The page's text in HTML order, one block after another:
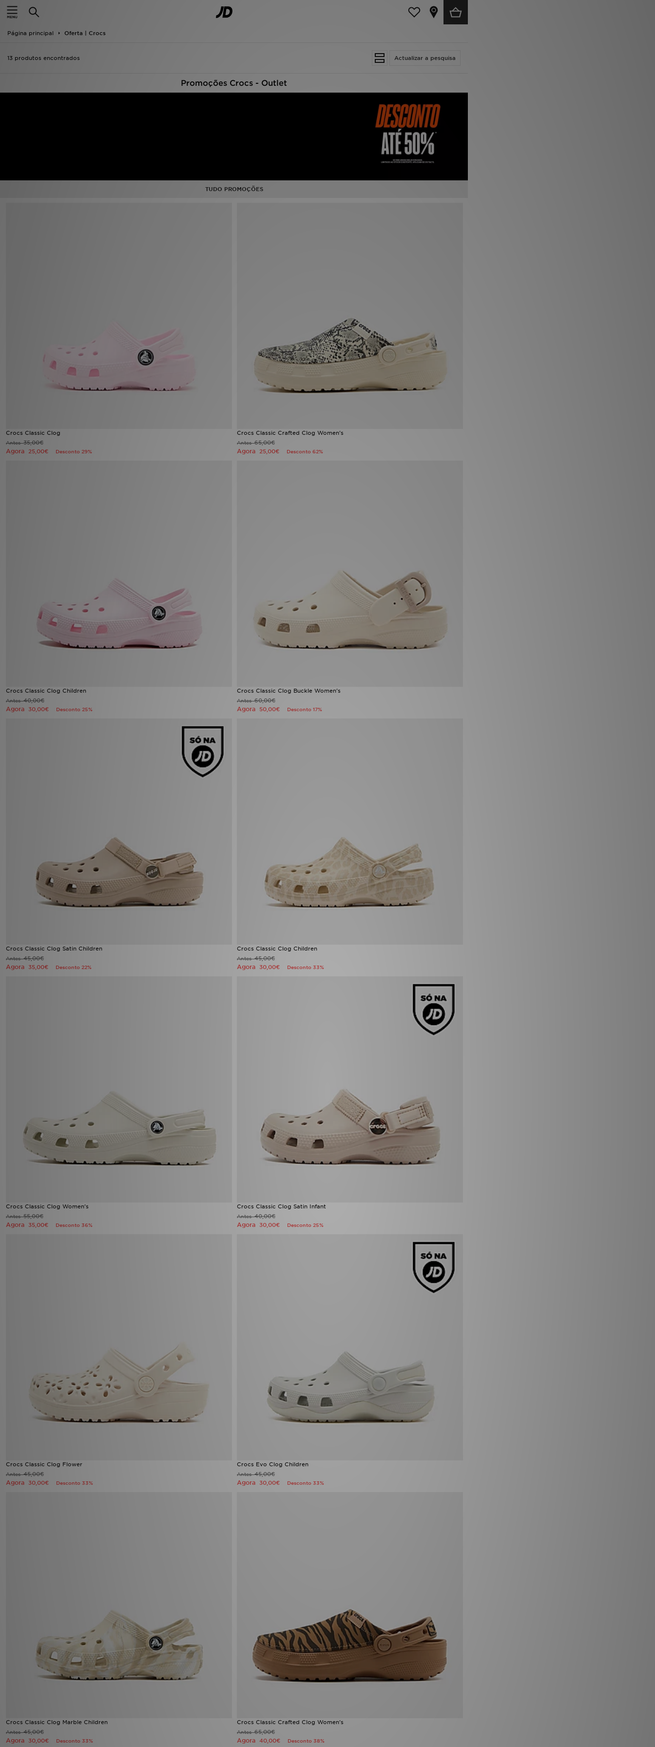
Página principal Oferta | Crocs
Actualizar a pesquisa
13 produtos encontrados
Promoções Crocs - Outlet
TUDO PROMOÇÕES
Crocs Classic Clog
Antes35,00€
Agora 25,00€ Desconto 29%
Crocs Classic Crafted Clog Women's
Antes65,00€
Agora 25,00€ Desconto 62%
Crocs Classic Clog Children
Antes40,00€
Agora 30,00€ Desconto 25%
Crocs Classic Clog Buckle Women's
Antes60,00€
Agora 50,00€ Desconto 17%
Crocs Classic Clog Satin Children
Antes45,00€
Agora 35,00€ Desconto 22%
Crocs Classic Clog Children
Antes45,00€
Agora 30,00€ Desconto 33%
Crocs Classic Clog Women's
Antes55,00€
Agora 35,00€ Desconto 36%
Crocs Classic Clog Satin Infant
Antes40,00€
Agora 30,00€ Desconto 25%
Crocs Classic Clog Flower
Antes45,00€
Agora 30,00€ Desconto 33%
Crocs Evo Clog Children
Antes45,00€
Agora 30,00€ Desconto 33%
Crocs Classic Clog Marble Children
Antes45,00€
Agora 30,00€ Desconto 33%
Crocs Classic Crafted Clog Women's
Antes65,00€
Agora 40,00€ Desconto 38%
INÍCIO
Promoções
NOVIDADES
ESTADO DO TEU PEDIDO
ATENÇÃO AO CLIENTE
FAQs